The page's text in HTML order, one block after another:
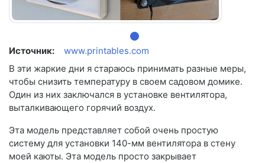
Источник:
www.printables.com
В эти жаркие дни я стараюсь принимать разные меры,
чтобы снизить температуру в своем садовом домике.
Один из них заключался в установке вентилятора,
выталкивающего горячий воздух.
Эта модель представляет собой очень простую
систему для установки 140-мм вентилятора в стену
моей каюты. Эта модель просто закрывает